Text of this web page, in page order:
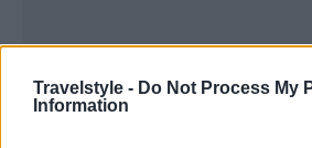
Travelstyle - Do Not Process My
Information